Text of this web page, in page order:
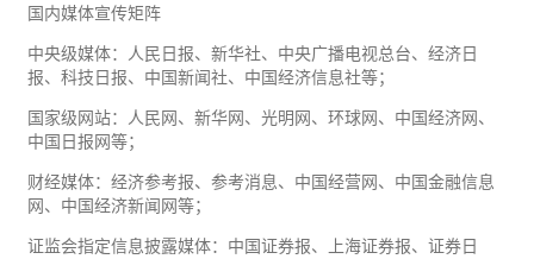
国内媒体宣传矩阵
中央级媒体：人民日报、新华社、中央广播电视总台、经济日
报、科技日报、中国新闻社、中国经济信息社等；
国家级网站：人民网、新华网、光明网、环球网、中国经济网、
中国日报网等；
财经媒体：经济参考报、参考消息、中国经营网、中国金融信息
网、中国经济新闻网等；
证监会指定信息披露媒体：中国证券报、上海证券报、证券日